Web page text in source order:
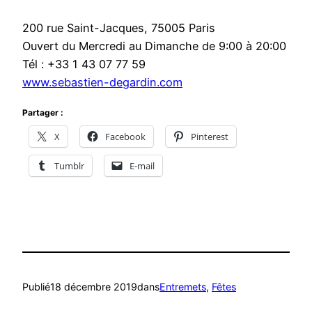
200 rue Saint-Jacques, 75005 Paris
Ouvert du Mercredi au Dimanche de 9:00 à 20:00
Tél : +33 1 43 07 77 59
www.sebastien-degardin.com
Partager :
X Facebook Pinterest
Tumblr E-mail
Publié18 décembre 2019dansEntremets, Fêtes